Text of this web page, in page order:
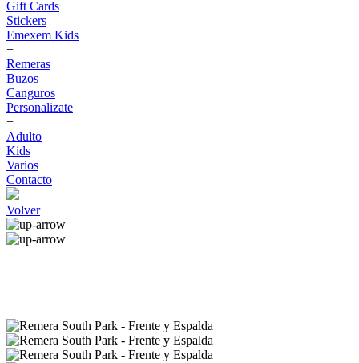
Gift Cards
Stickers
Emexem Kids
+
Remeras
Buzos
Canguros
Personalizate
+
Adulto
Kids
Varios
Contacto
Volver